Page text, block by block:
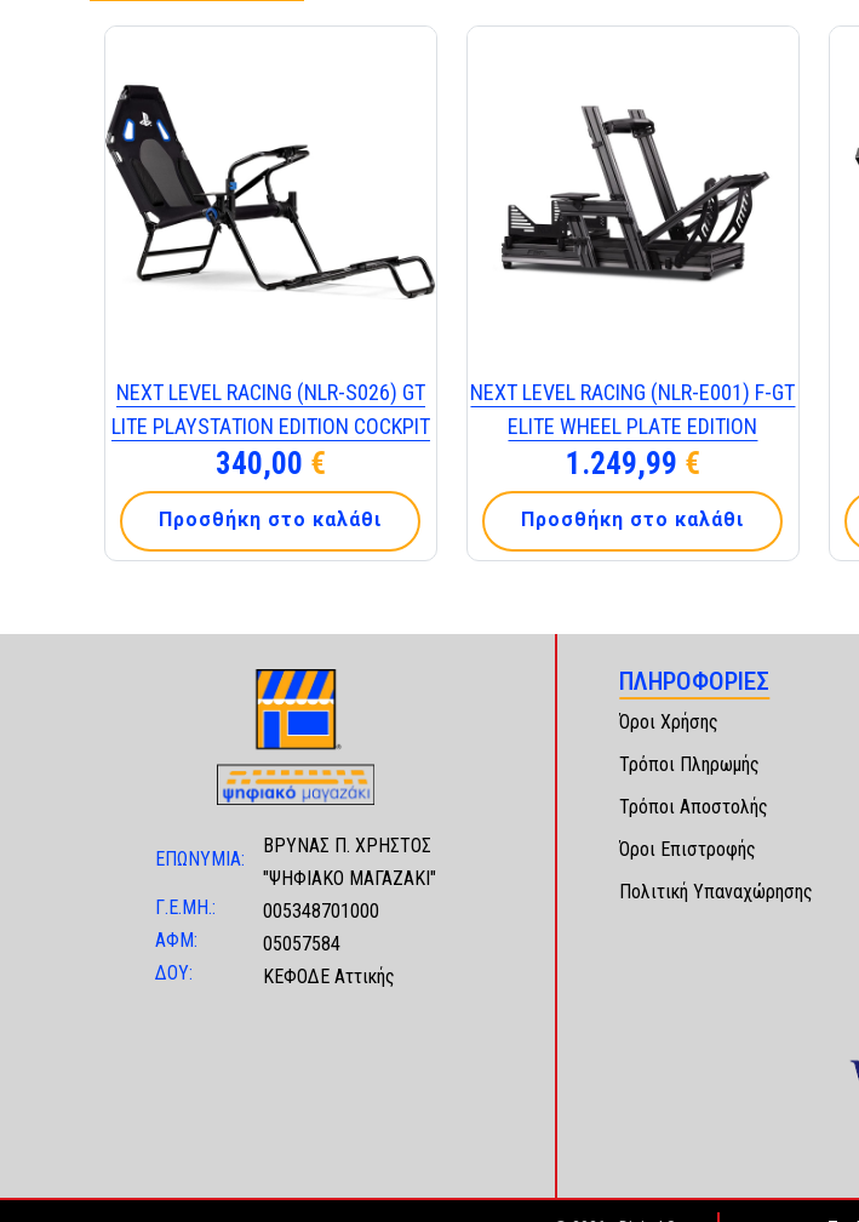
ΝΕΧΤ LΕVΕL RΑCΙΝG (ΝLR-S026) GΤ
LΙΤΕ ΡLΑΥSΤΑΤΙΟΝ ΕDΙΤΙΟΝ CΟCΚΡΙΤ
340,00 €
Προσθήκη στο καλάθι
ΝΕΧΤ LΕVΕL RΑCΙΝG (ΝLR-Ε001) F-GΤ
ΕLΙΤΕ WΗΕΕL ΡLΑΤΕ ΕDΙΤΙΟΝ
1.249,99 €
Προσθήκη στο καλάθι
ΕΠΩΝΥΜΙΑ:
ΒΡΥΝΑΣ Π. ΧΡΗΣΤΟΣ
"ΨΗΦΙΑΚΟ ΜΑΓΑΖΑΚΙ"
Γ.Ε.ΜΗ.:
005348701000
ΑΦΜ:
05057584
ΔΟΥ:
ΚΕΦΟΔΕ Αττικής
ΠΛΗΡΟΦΟΡΙΕΣ
Όροι Χρήσης
Τρόποι Πληρωμής
Τρόποι Αποστολής
Όροι Επιστροφής
Πολιτική Υπαναχώρησης